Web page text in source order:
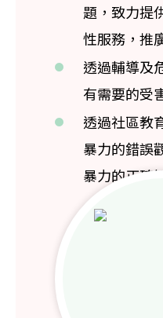
題，致力提
性服務，推
透過輔導及
有需要的受
透過社區教
暴力的錯誤
暴力的正確